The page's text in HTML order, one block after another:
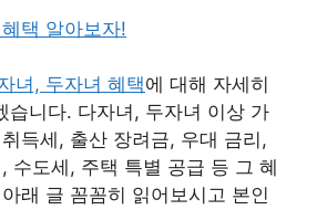
택 알아보자!
녀, 두자녀 혜택에 대해 자세히
습니다. 다자녀, 두자녀 이상 가
득세, 출산 장려금, 우대 금리,
수도세, 주택 특별 공급 등 그 혜
래 글 꼼꼼히 읽어보시고 본인